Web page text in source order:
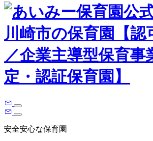
安全安心な保育園